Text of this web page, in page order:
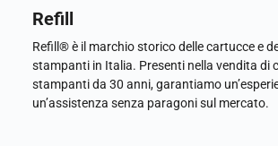
Refill
Refill® è il marchio storico delle cartucce e
stampanti in Italia. Presenti nella vendita di
stampanti da 30 anni, garantiamo
un’assistenza senza paragoni sul mercato.